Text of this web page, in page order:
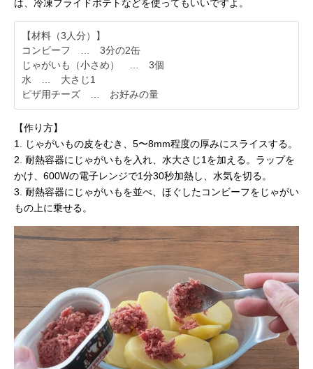
は、冷凍フライドポテトなどを使ってもいいですよ。
【材料（3人分）】
コンビーフ … 3分の2缶
じゃがいも（小さめ） … 3個
水 … 大さじ1
ピザ用チーズ … お好みの量
【作り方】
1. じゃがいもの皮をむき、5〜8mm程度の厚みにスライスする。
2. 耐熱容器にじゃがいもを入れ、水大さじ1を加える。ラップを
かけ、600Wの電子レンジで1分30秒加熱し、水気を切る。
3. 耐熱容器にじゃがいもを並べ、ほぐしたコンビーフをじゃがい
もの上に乗せる。